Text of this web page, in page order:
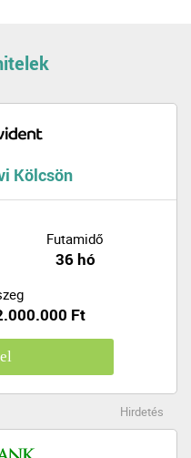
Kölcsön
Futamidő
36 hó
Ft
Hirdetés